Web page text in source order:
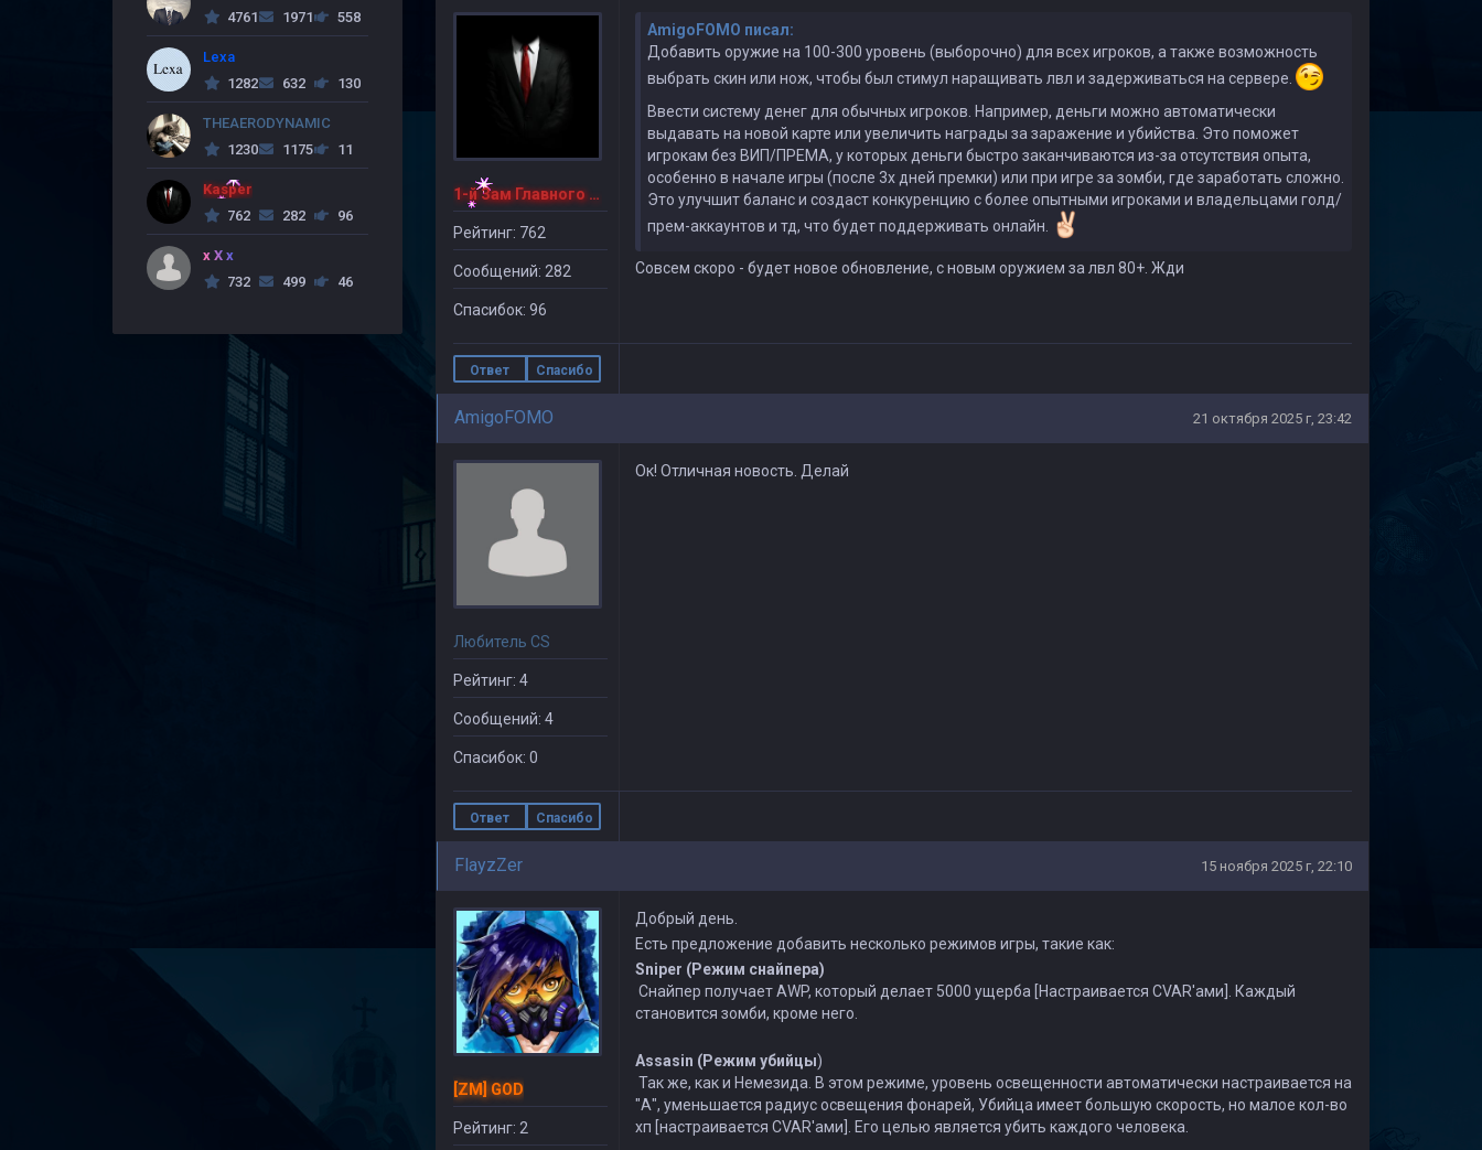
1-й Зам Главного Админа
Рейтинг: 762
Сообщений: 282
Спасибок: 96
AmigoFOMO писал:
Добавить оружие на 100-300 уровень (выборочно) для всех игроков, а также возможность
выбрать скин или нож, чтобы был стимул наращивать лвл и задерживаться на сервере.
Ввести систему денег для обычных игроков. Например, деньги можно автоматически
выдавать на новой карте или увеличить награды за заражение и убийства. Это поможет
игрокам без ВИП/ПРЕМА, у которых деньги быстро заканчиваются из-за отсутствия опыта,
особенно в начале игры (после 3х дней премки) или при игре за зомби, где заработать сложно.
Это улучшит баланс и создаст конкуренцию с более опытными игроками и владельцами голд/
прем-аккаунтов и тд, что будет поддерживать онлайн.
Совсем скоро - будет новое обновление, с новым оружием за лвл 80+. Жди
Ответ Спасибо
AmigoFOMO 21 октября 2025 г, 23:42
Любитель CS
Рейтинг: 4
Сообщений: 4
Спасибок: 0
Ок! Отличная новость. Делай
Ответ Спасибо
FlayzZer 15 ноября 2025 г, 22:10
[ZM] GOD
Рейтинг: 2
Добрый день.
Есть предложение добавить несколько режимов игры, такие как:
Sniper (Режим снайпера)
Снайпер получает АWP, который делает 5000 ущерба [Настраивается CVAR'ами]. Каждый
становится зомби, кроме него.
Assasin (Режим убийцы)
Так же, как и Немезида. В этом режиме, уровень освещенности автоматически настраивается на
"А", уменьшается радиус освещения фонарей, Убийца имеет большую скорость, но малое кол-во
хп [настраивается CVAR'ами]. Его целью является убить каждого человека.
4761
1971 558
Lexa
1282
632 130
THEAERODYNAMIC
1230
1175 11
Kasper
762
282 96
x X x
732
499 46